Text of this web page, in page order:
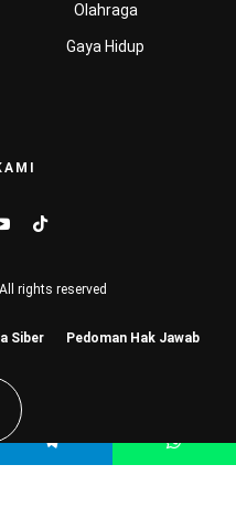
Olahraga
Gaya Hidup
rights reserved
Siber Pedoman Hak Jawab